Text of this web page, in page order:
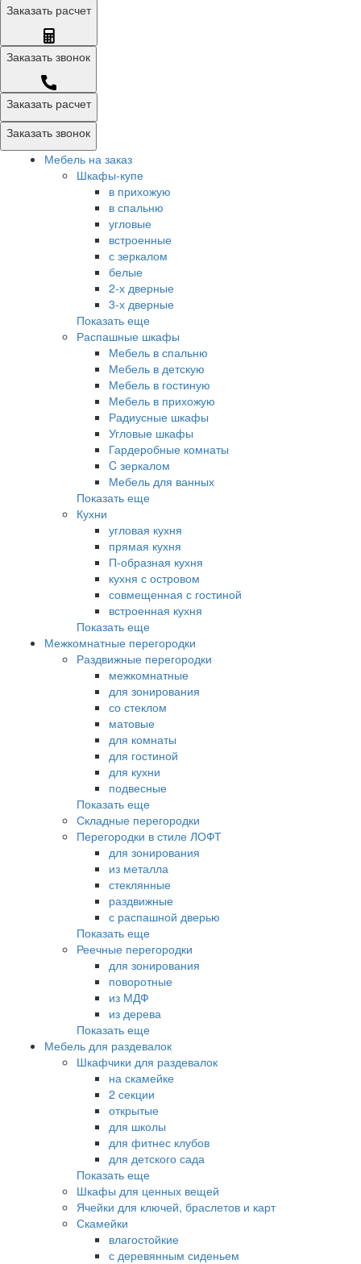
Заказать расчет
Заказать звонок
Заказать расчет
Заказать звонок
Мебель на заказ
Шкафы-купе
в прихожую
в спальню
угловые
встроенные
с зеркалом
белые
2-х дверные
3-х дверные
Показать еще
Распашные шкафы
Мебель в спальню
Мебель в детскую
Мебель в гостиную
Мебель в прихожую
Радиусные шкафы
Угловые шкафы
Гардеробные комнаты
C зеркалом
Мебель для ванных
Показать еще
Кухни
угловая кухня
прямая кухня
П-образная кухня
кухня с островом
совмещенная с гостиной
встроенная кухня
Показать еще
Межкомнатные перегородки
Раздвижные перегородки
межкомнатные
для зонирования
со стеклом
матовые
для комнаты
для гостиной
для кухни
подвесные
Показать еще
Складные перегородки
Перегородки в стиле ЛОФТ
для зонирования
из металла
стеклянные
раздвижные
с распашной дверью
Показать еще
Реечные перегородки
для зонирования
поворотные
из МДФ
из дерева
Показать еще
Мебель для раздевалок
Шкафчики для раздевалок
на скамейке
2 секции
открытые
для школы
для фитнес клубов
для детского сада
Показать еще
Шкафы для ценных вещей
Ячейки для ключей, браслетов и карт
Скамейки
влагостойкие
с деревянным сиденьем